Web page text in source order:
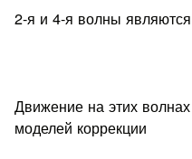
2-я и 4-я волны
Движение на этих
моделей коррекции